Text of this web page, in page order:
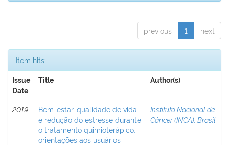
previous 1 next
Item hits:
Issue
Date
Title Author(s)
2019
Bem-estar, qualidade de vida
e redução do estresse durante
o tratamento quimioterápico:
orientações aos usuários
Instituto Nacional de
Câncer (INCA), Brasil